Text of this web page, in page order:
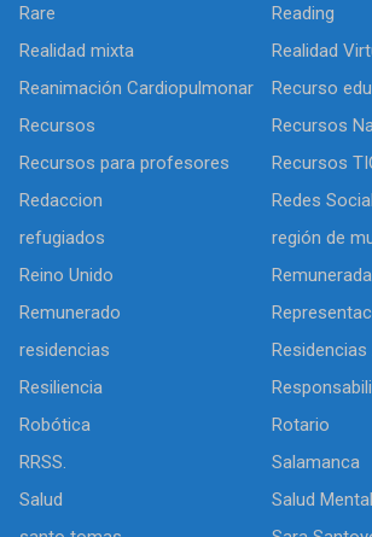
Rare
Reading
Realidad mixta
Realidad
Reanimación Cardiopulmonar
Recurso
Recursos
Recursos
Recursos para profesores
Recursos
Redaccion
Redes
refugiados
región de
Reino Unido
Remunerada
Remunerado
residencias
Resiliencia
Robótica
Rotario
RRSS.
Salamanca
Salud
Salud Mental